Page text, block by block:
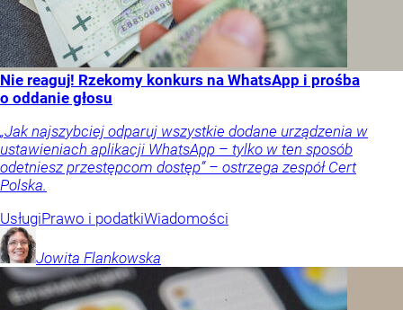
Nie reaguj! Rzekomy konkurs na WhatsApp i prośba
o oddanie głosu
„Jak najszybciej odparuj wszystkie dodane urządzenia w
ustawieniach aplikacji WhatsApp – tylko w ten sposób
odetniesz przestępcom dostęp” – ostrzega zespół Cert
Polska.
UsługiPrawo i podatkiWiadomości
Jowita Flankowska